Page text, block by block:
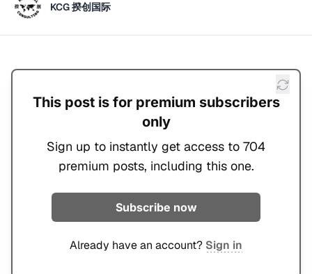
KCG 揆创国际
This post is for premium subscribers
only
Sign up to instantly get access to 704
premium posts, including this one.
Subscribe now
Already have an account? Sign in